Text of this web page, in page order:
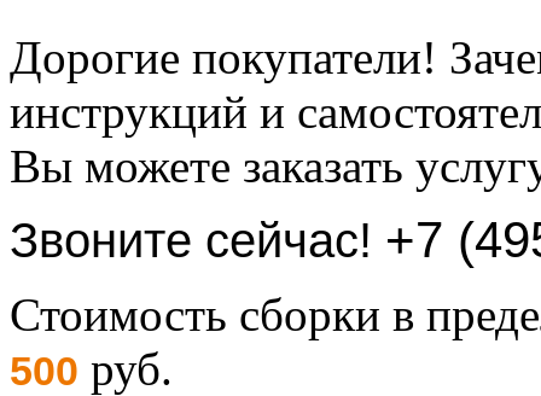
Дорогие покупатели!
инструкций и
Вы можете заказать
Звоните сейчас! +7
Стоимость сборки в
500 руб.